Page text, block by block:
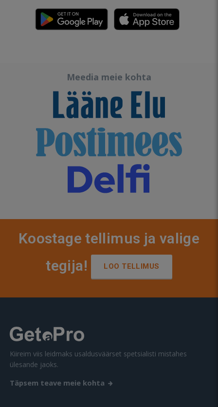
Meedia meie kohta
Koostage tellimus ja valige
tegija!
LOO TELLIMUS
Kiireim viis leidmaks usaldusväärset spetsialisti mistahes
ülesande jaoks.
Täpsem teave meie kohta